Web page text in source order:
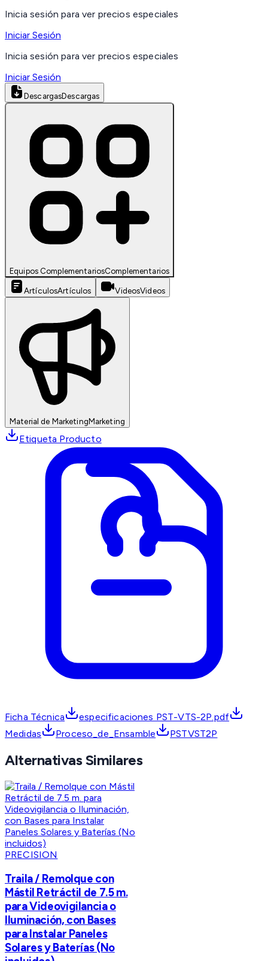
Inicia sesión para ver precios especiales
Iniciar Sesión
Inicia sesión para ver precios especiales
Iniciar Sesión
DescargasDescargas
Equipos ComplementariosComplementarios
ArtículosArtículos VideosVideos
Material de MarketingMarketing
Etiqueta Producto
Ficha Técnica
especificaciones PST-VTS-2P.pdf
Medidas
Proceso_de_Ensamble PSTVST2P
Alternativas Similares
PRECISION
Traila / Remolque con
Mástil Retráctil de 7.5 m.
para Videovigilancia o
Iluminación, con Bases
para Instalar Paneles
Solares y Baterías (No